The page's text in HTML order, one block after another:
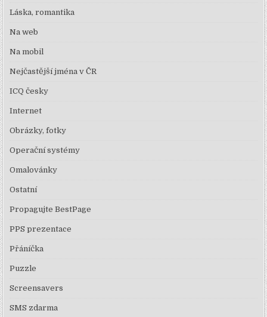
Láska, romantika
Na web
Na mobil
Nejčastější jména v ČR
ICQ česky
Internet
Obrázky, fotky
Operační systémy
Omalovánky
Ostatní
Propagujte BestPage
PPS prezentace
Přáníčka
Puzzle
Screensavers
SMS zdarma